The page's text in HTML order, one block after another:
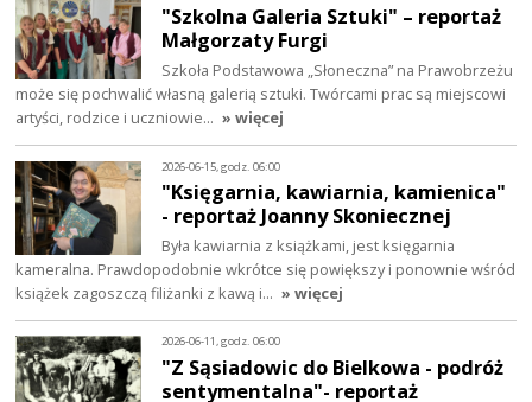
"Szkolna Galeria Sztuki" – reportaż
Małgorzaty Furgi
Szkoła Podstawowa „Słoneczna” na Prawobrzeżu
może się pochwalić własną galerią sztuki. Twórcami prac są miejscowi
artyści, rodzice i uczniowie… » więcej
2026-06-15, godz. 06:00
"Księgarnia, kawiarnia, kamienica"
- reportaż Joanny Skoniecznej
Była kawiarnia z książkami, jest księgarnia
kameralna. Prawdopodobnie wkrótce się powiększy i ponownie wśród
książek zagoszczą filiżanki z kawą i… » więcej
2026-06-11, godz. 06:00
"Z Sąsiadowic do Bielkowa - podróż
sentymentalna"- reportaż